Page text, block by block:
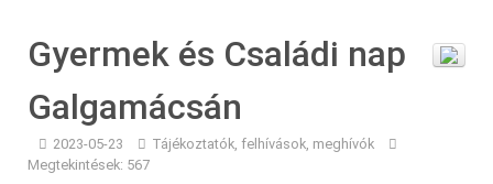
Gyermek és Családi nap
Galgamácsán
2023-05-23
Tájékoztatók, felhívások, meghívók
Megtekintések: 567